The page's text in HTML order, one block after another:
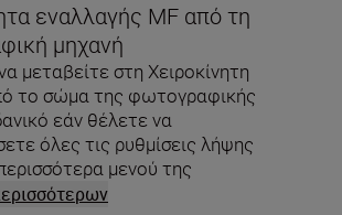
εναλλαγής MF από τη
μηχανή
μεταβείτε στη Χειροκίνητη
το σώμα της φωτογραφικής
εάν θέλετε να
όλες τις ρυθμίσεις λήψης
μενού της
μηχανής.